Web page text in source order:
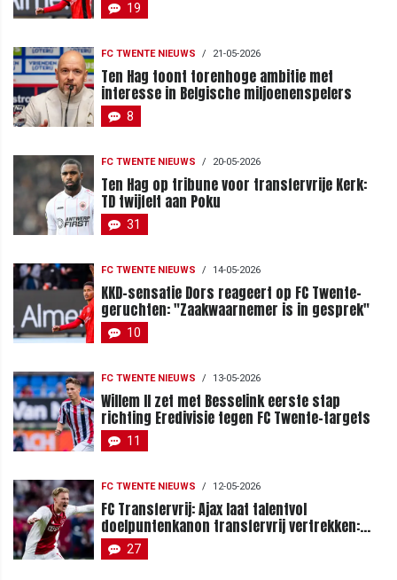
19
FC TWENTE NIEUWS / 21-05-2026
Ten Hag toont torenhoge ambitie met
interesse in Belgische miljoenenspelers
8
FC TWENTE NIEUWS / 20-05-2026
Ten Hag op tribune voor transfervrije Kerk:
TD twijfelt aan Poku
31
FC TWENTE NIEUWS / 14-05-2026
KKD-sensatie Dors reageert op FC Twente-
geruchten: "Zaakwaarnemer is in gesprek"
10
FC TWENTE NIEUWS / 13-05-2026
Willem II zet met Besselink eerste stap
richting Eredivisie tegen FC Twente-targets
11
FC TWENTE NIEUWS / 12-05-2026
FC Transfervrij: Ajax laat talentvol
doelpuntenkanon transfervrij vertrekken:
moet Ten Hag toeslaan?
27